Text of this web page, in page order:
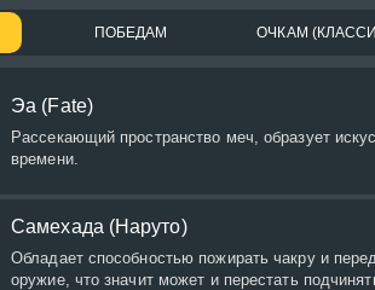
ПОБЕДАМ ОЧКАМ
Эа (Fate)
Рассекающий пространство меч, образует
времени.
Самехада (Наруто)
Обладает способностью пожирать чакру и
оружие, что значит может и перестать